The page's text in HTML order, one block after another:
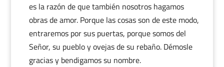
es la razón de que también nosotros hagamos
obras de amor. Porque las cosas son de este modo,
entraremos por sus puertas, porque somos del
Señor, su pueblo y ovejas de su rebaño. Démosle
gracias y bendigamos su nombre.